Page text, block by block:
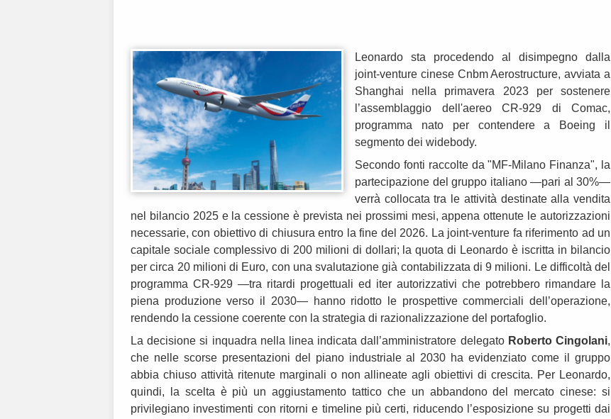
Leonardo sta procedendo al disimpegno dalla
joint-venture cinese Cnbm Aerostructure, avviata a
Shanghai nella primavera 2023 per sostenere
l’assemblaggio dell'aereo CR-929 di Comac,
programma nato per contendere a Boeing il
segmento dei widebody.
Secondo fonti raccolte da "MF‑Milano Finanza", la
partecipazione del gruppo italiano —pari al 30%—
verrà collocata tra le attività destinate alla vendita
nel bilancio 2025 e la cessione è prevista nei prossimi mesi, appena ottenute le autorizzazioni
necessarie, con obiettivo di chiusura entro la fine del 2026. La joint-venture fa riferimento ad un
capitale sociale complessivo di 200 milioni di dollari; la quota di Leonardo è iscritta in bilancio
per circa 20 milioni di Euro, con una svalutazione già contabilizzata di 9 milioni. Le difficoltà del
programma CR-929 —tra ritardi progettuali ed iter autorizzativi che potrebbero rimandare la
piena produzione verso il 2030— hanno ridotto le prospettive commerciali dell’operazione,
rendendo la cessione coerente con la strategia di razionalizzazione del portafoglio.
La decisione si inquadra nella linea indicata dall’amministratore delegato Roberto Cingolani,
che nelle scorse presentazioni del piano industriale al 2030 ha evidenziato come il gruppo
abbia chiuso attività ritenute marginali o non allineate agli obiettivi di crescita. Per Leonardo,
quindi, la scelta è più un aggiustamento tattico che un abbandono del mercato cinese: si
privilegiano investimenti con ritorni e timeline più certi, riducendo l’esposizione su progetti dai